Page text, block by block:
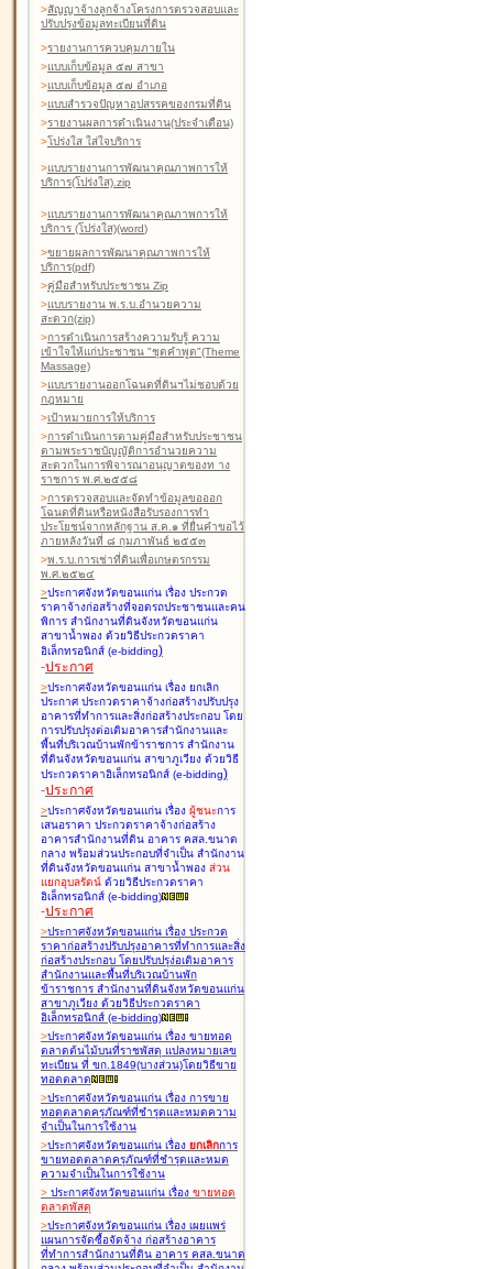
>สัญญาจ้างลูกจ้างโครงการตรวจสอบและ
ปรับปรุงข้อมูลทะเบียนที่ดิน
>รายงานการควบคุมภายใน
>แบบเก็บข้อมูล ๕๗ สาขา
>แบบเก็บข้อมูล ๕๗ อำเภอ
>แบบสำรวจปัญหาอุปสรรคของกรมที่ดิน
>รายงานผลการดำเนินงาน(ประจำเดือน)
>โปร่งใส ใส่ใจบริการ
>แบบรายงานการพัฒนาคุณภาพการให้
บริการ(โปร่งใส).zip
>แบบรายงานการพัฒนาคุณภาพการให้
บริการ (โปร่งใส)(word)
>ขยายผลการพัฒนาคุณภาพการให้
บริการ(pdf)
>คู่มือสำหรับประชาชน Zip
>แบบรายงาน พ.ร.บ.อำนวยความ
สะดวก(zip)
>การดำเนินการสร้างความรับรู้ ความ
เข้าใจให้แก่ประชาชน "ชุดคำพูด"(Theme
Massage)
>แบบรายงานออกโฉนดที่ดินฯไม่ชอบด้วย
กฎหมาย
>เป้าหมายการให้บริการ
>การดำเนินการตามคู่มือสำหรับประชาชน
ตามพระราชบัญญัติการอำนวยความ
สะดวกในการพิจารณาอนุญาตของท าง
ราชการ พ.ศ.๒๕๕๘
>การตรวจสอบและจัดทำข้อมูลขอออก
โฉนดที่ดินหรือหนังสือรับรองการทำ
ประโยชน์จากหลักฐาน ส.ค.๑ ที่ยื่นคำขอไว้
ภายหลังวันที่ ๘ กุมภาพันธ์ ๒๕๕๓
>พ.ร.บ.การเช่าที่ดินเพื่อเกษตรกรรม
พ.ศ.๒๕๒๔
>ประกาศจังหวัดขอนแก่น เรื่อง ประกวด
ราคาจ้างก่อสร้างที่จอดรถประชาชนและคน
พิการ สำนักงานที่ดินจังหวัดขอนแก่น
สาขาน้ำพอง ด้วยวิธีประกวดราคา
อิเล็กทรอนิกส์ (e-bidding)
-ประกาศ
>ประกาศจังหวัดขอนแก่น เรื่อง ยกเลิก
ประกาศ ประกวดราคาจ้างก่อสร้างปรับปรุง
อาคารที่ทำการและสิ่งก่อสร้างประกอบ โดย
การปรับปรุงต่อเติมอาคารสำนักงานและ
พื้นที่บริเวณบ้านพักข้าราชการ สำนักงาน
ที่ดินจังหวัดขอนแก่น สาขาภูเวียง ด้วยวิธี
ประกวดราคาอิเล็กทรอนิกส์ (e-bidding)
-ประกาศ
>ประกาศจังหวัดขอนแก่น เรื่อง ผู้ชนะการ
เสนอราคา ประกวดราคาจ้างก่อสร้าง
อาคารสำนักงานที่ดิน อาคาร คสล.ขนาด
กลาง พร้อมส่วนประกอบที่จำเป็น สำนักงาน
ที่ดินจังหวัดขอนแก่น สาขาน้ำพอง ส่วน
แยกอุบลรัตน์ ด้วยวิธีประกวดราคา
อิเล็กทรอนิกส์ (e-bidding)
-ประกาศ
>ประกาศจังหวัดขอนแก่น เรื่อง ประกวด
ราคาก่อสร้างปรับปรุงอาคารที่ทำการและสิ่ง
ก่อสร้างประกอบ โดยปรับปรุง่อเติมอาคาร
สำนักงานและพื้นที่บริเวณบ้านพัก
ข้าราชการ สำนักงานที่ดินจังหวัดขอนแก่น
สาขาภูเวียง ด้วยวิธีประกวดราคา
อิเล็กทรอนิกส์ (e-bidding)
>ประกาศจังหวัดขอนแก่น เรื่อง ขายทอด
ตลาดต้นไม้บนที่ราชพัสดุ แปลงหมายเลข
ทะเบียน ที่ ขก.1849(บางส่วน)โดยวิธีขาย
ทอดตลาด
>ประกาศจังหวัดขอนแก่น เรื่อง การขาย
ทอดตลาดครุภัณฑ์ที่ชำรุดและหมดความ
จำเป็นในการใช้งาน
>ประกาศจังหวัดขอนแก่น เรื่อง ยกเลิกการ
ขายทอดตลาดครุภัณฑ์ที่ชำรุดและหมด
ความจำเป็นในการใช้งาน
> ประกาศจังหวัดขอนแก่น เรื่อง ขายทอด
ตลาดพัสดุ
>ประกาศจังหวัดขอนแก่น เรื่อง เผยแพร่
แผนการจัดซื้อจัดจ้าง ก่อสร้างอาคาร
ที่ทำการสำนักงานที่ดิน อาคาร คสล.ขนาด